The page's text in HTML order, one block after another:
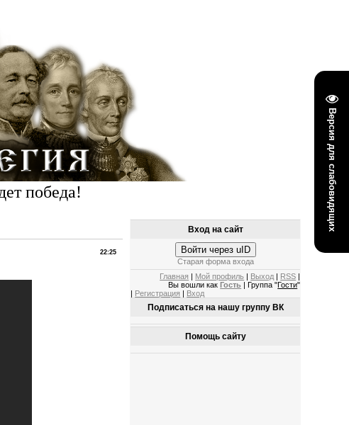
Версия для слабовидящих
победа!
22:25
Вход на сайт
Войти через uID
Старая форма входа
Главная
Мой профиль Выход RSS
Вы вошли как Гость | Группа "Гости"
Регистрация Вход
Подписаться на нашу группу ВК
Помощь сайту